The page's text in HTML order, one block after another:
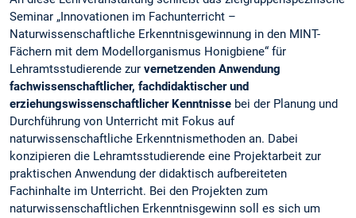
Seminar „Innovationen im Fachunterricht –
Naturwissenschaftliche Erkenntnisgewinnung in den MINT-
Fächern mit dem Modellorganismus Honigbiene“ für
Lehramtsstudierende zur vernetzenden Anwendung
fachwissenschaftlicher, fachdidaktischer und
erziehungswissenschaftlicher Kenntnisse bei der Planung und
Durchführung von Unterricht mit Fokus auf
naturwissenschaftliche Erkenntnismethoden an. Dabei
konzipieren die Lehramtsstudierende eine Projektarbeit zur
praktischen Anwendung der didaktisch aufbereiteten
Fachinhalte im Unterricht. Bei den Projekten zum
naturwissenschaftlichen Erkenntnisgewinn soll es sich um